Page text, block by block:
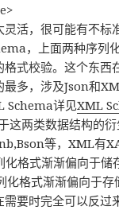
活，很可能有不标
，上面两种序列
式校验。这个东西
最多，涉及Json和
Schema详见XML
这两类数据结构的
等，XML有
化格式渐渐偏向于储
化格式渐渐偏向于存
要时完全可以反过